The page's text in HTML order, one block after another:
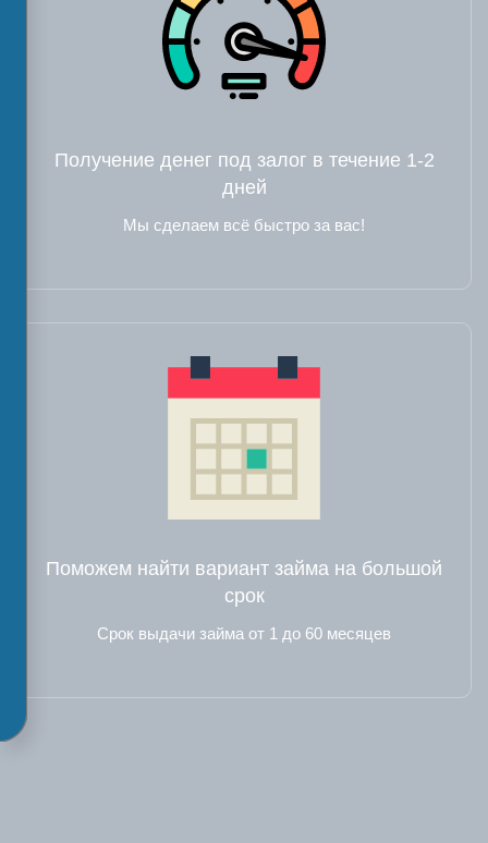
Получение денег под залог в течение 1-2
дней
Мы сделаем всё быстро за вас!
Поможем найти вариант займа на большой
срок
Срок выдачи займа от 1 до 60 месяцев